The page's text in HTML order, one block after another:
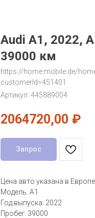
Audi A1, 2022,
39000 км
https://home.mobile.de/
customerId=451401
Артикул: 445889004
2064720,00 ₽
Запрос
Цена авто указана в Европе
Модель: A1
Год выпуска: 2022
Пробег: 39000